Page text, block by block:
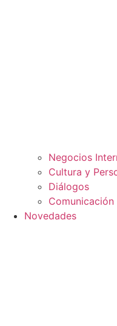
Negocios
Cultura y
Diálogos
Novedades